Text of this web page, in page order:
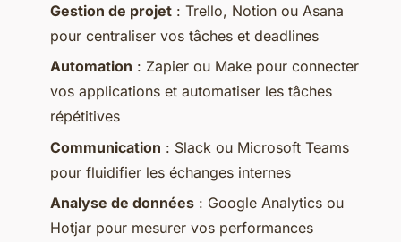
Gestion de projet : Trello, Notion ou Asana
pour centraliser vos tâches et deadlines
Automation : Zapier ou Make pour connecter
vos applications et automatiser les tâches
répétitives
Communication : Slack ou Microsoft Teams
pour fluidifier les échanges internes
Analyse de données : Google Analytics ou
Hotjar pour mesurer vos performances